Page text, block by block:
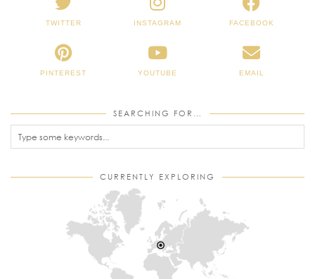
TWITTER INSTAGRAM FACEBOOK
PINTEREST YOUTUBE EMAIL
SEARCHING FOR…
CURRENTLY EXPLORING